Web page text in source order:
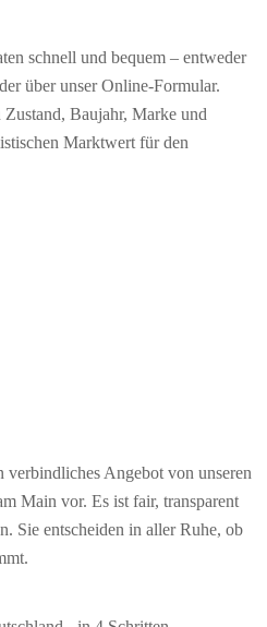
schnell und bequem – entweder
über unser Online-Formular.
Baujahr, Marke und
Marktwert für den
Angebot von unseren
Main vor. Es ist fair, transparent
Sie entscheiden in aller Ruhe, ob